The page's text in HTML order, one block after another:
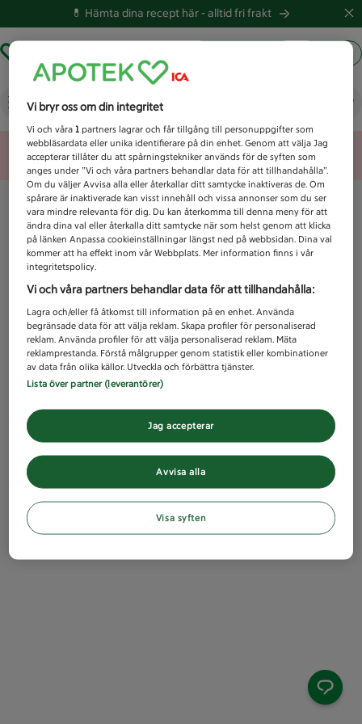
💊 Hämta dina recept här -alltid fri frakt
Vad letar du efter idag?
Unknown error
Vi bryr oss om din integritet
Vi och våra1 partners lagrar och får tillgång till personuppgifter som
webbläsardata eller unika identifierare på din enhet. Genom att välja Jag
accepterar tillåter du att spårningstekniker används för de syften som
anges under ”Vi och våra partners behandlar data för att tillhandahålla”.
Om du väljer Avvisa alla eller återkallar ditt samtycke inaktiveras de. Om
spårare är inaktiverade kan visst innehåll och vissa annonser som du ser
vara mindre relevanta för dig. Du kan återkomma till denna meny för att
ändra dina val eller återkalla ditt samtycke när som helst genom att klicka
på länken Anpassa cookieinställningar längst ned på webbsidan. Dina val
kommer att ha effekt inom vår Webbplats. Mer information finns i vår
integritetspolicy.
Vi och våra partners behandlar data för att tillhandahålla:
Lagra och/eller få åtkomst till information på en enhet. Använda
begränsade data för att välja reklam. Skapa profiler för personaliserad
reklam. Använda profiler för att välja personaliserad reklam. Mäta
reklamprestanda. Förstå målgrupper genom statistik eller kombinationer
av data från olika källor. Utveckla och förbättra tjänster.
Lista över partner (leverantörer)
Avvisa alla
Jag accepterar
Visa syften